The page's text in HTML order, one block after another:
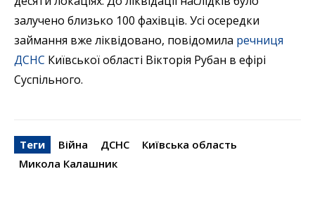
залучено близько 100 фахівців. Усі осередки
займання вже ліквідовано, повідомила речниця
ДСНС Київської області Вікторія Рубан в ефірі
Суспільного.
Теги Війна ДСНС
Київська область
Микола Калашник